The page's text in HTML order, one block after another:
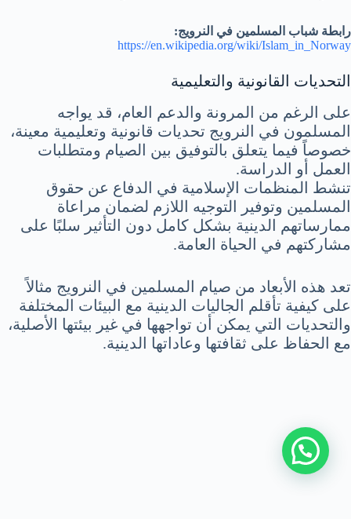
رابطة شباب المسلمين في النرويج:
https://en.wikipedia.org/wiki/Islam_in_Norway
التحديات القانونية والتعليمية
على الرغم من المرونة والدعم العام، قد يواجه
المسلمون في النرويج تحديات قانونية وتعليمية معينة،
خصوصاً فيما يتعلق بالتوفيق بين الصيام ومتطلبات
العمل أو الدراسة.
تنشط المنظمات الإسلامية في الدفاع عن حقوق
المسلمين وتوفير التوجيه اللازم لضمان مراعاة
ممارساتهم الدينية بشكل كامل دون التأثير سلبًا على
مشاركتهم في الحياة العامة.
تعد هذه الأبعاد من صيام المسلمين في النرويج مثالاً
على كيفية تأقلم الجاليات الدينية مع البيئات المختلفة
والتحديات التي يمكن أن تواجهها في غير بيئتها الأصلية،
مع الحفاظ على ثقافتها وعاداتها الدينية.